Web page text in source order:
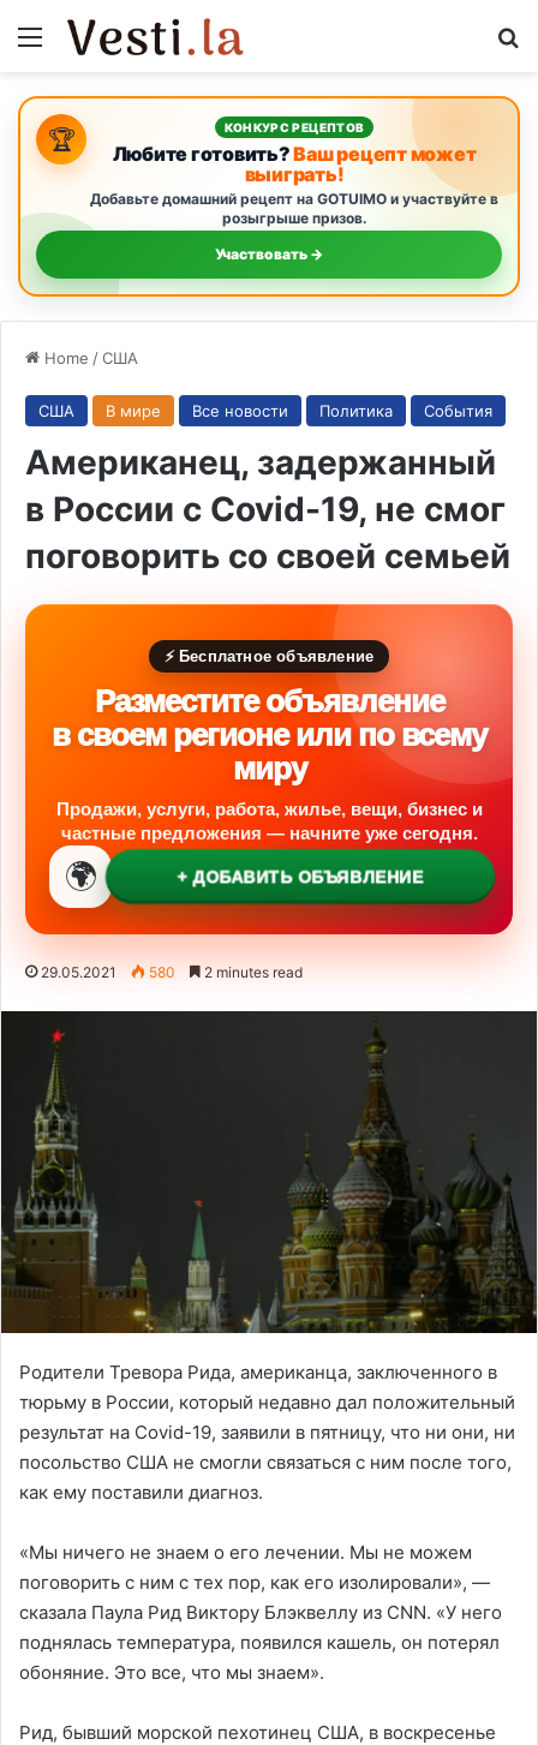
Menu
🏆 КОНКУРС РЕЦЕПТОВ
Любите готовить?Ваш рецепт может
выиграть!
Добавьте домашний рецепт на GOTUIMO и участвуйте в
розыгрыше призов.
Участвовать →
Home /США
США В мире Все новости Политика События
Американец, задержанный
в России с Covid-19, не смог
поговорить со своей семьей
⚡ Бесплатное объявление
Разместите объявление
в своем регионе или по всему
миру
Продажи, услуги, работа, жилье, вещи, бизнес и
частные предложения — начните уже сегодня.
🌍 + ДОБАВИТЬ ОБЪЯВЛЕНИЕ
29.05.2021 580 2 minutes read
Родители Тревора Рида, американца, заключенного в
тюрьму в России, который недавно дал положительный
результат на Covid-19, заявили в пятницу, что ни они, ни
посольство США не смогли связаться с ним после того,
как ему поставили диагноз.
«Мы ничего не знаем о его лечении. Мы не можем
поговорить с ним с тех пор, как его изолировали», —
сказала Паула Рид Виктору Блэквеллу из CNN. «У него
поднялась температура, появился кашель, он потерял
обоняние. Это все, что мы знаем».
Рид, бывший морской пехотинец США, в воскресенье